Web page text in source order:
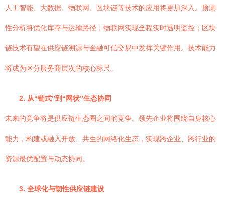
人工智能、大数据、物联网、区块链等技术的应用将更加深入。预测
性分析将优化库存与运输路径；物联网实现全程实时透明监控；区块
链技术有望在供应链溯源与金融可信交易中发挥关键作用。技术能力
将成为区分服务商层次的核心标尺。
2. 从“链式”到“网状”生态协同
未来的竞争将是供应链生态圈之间的竞争。领先企业将围绕自身核心
能力，构建或融入开放、共生的网络化生态，实现跨企业、跨行业的
资源最优配置与动态协同。
3. 全球化与韧性供应链建设